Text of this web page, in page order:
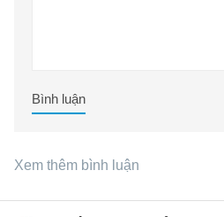
Bình luận
Xem thêm bình luận